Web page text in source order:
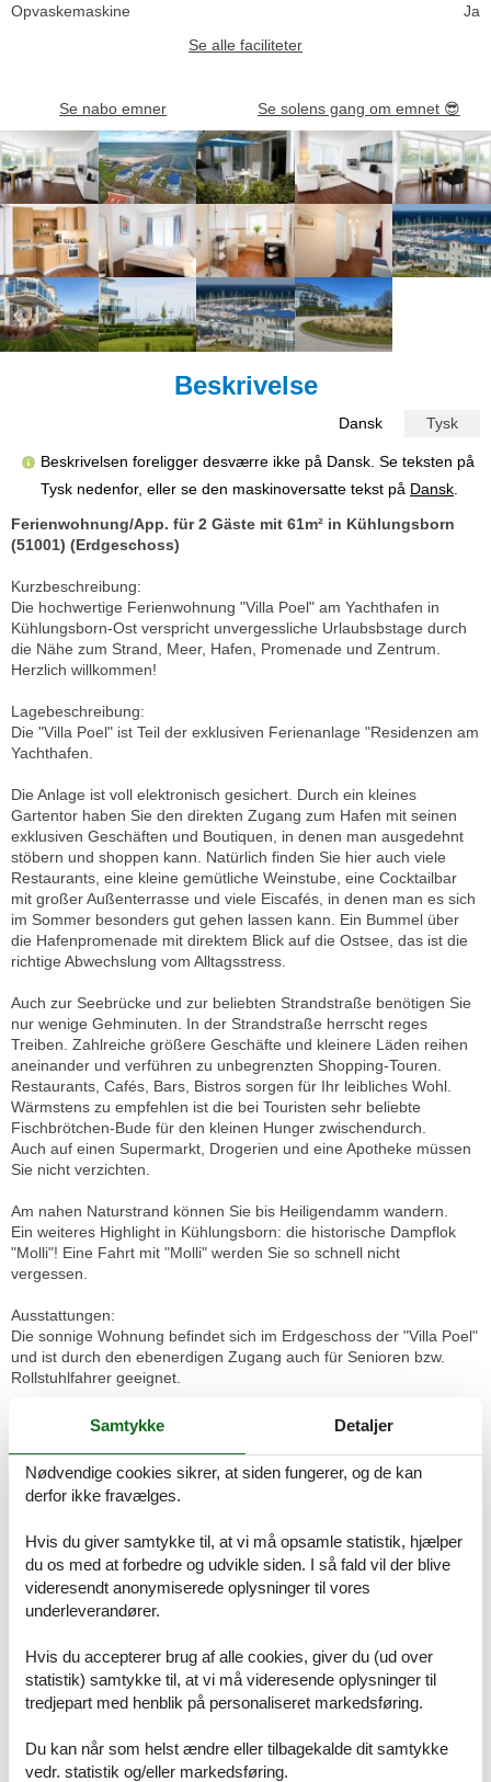
Opvaskemaskine
Ja
Se alle faciliteter
Se nabo emner Se solens gang om emnet 😎
Beskrivelse
Dansk Tysk
Beskrivelsen foreligger desværre ikke på Dansk. Se teksten på
Tysk nedenfor, eller se den maskinoversatte tekst på Dansk
Ferienwohnung/App. für 2 Gäste mit 61m² in Kühlungsborn
(51001) (Erdgeschoss)
Kurzbeschreibung:
Die hochwertige Ferienwohnung "Villa Poel" am Yachthafen in
Kühlungsborn-Ost verspricht unvergessliche Urlaubsbstage durch
die Nähe zum Strand, Meer, Hafen, Promenade und Zentrum.
Herzlich willkommen!
Lagebeschreibung:
Die "Villa Poel" ist Teil der exklusiven Ferienanlage "Residenzen am
Yachthafen.
Die Anlage ist voll elektronisch gesichert. Durch ein kleines
Gartentor haben Sie den direkten Zugang zum Hafen mit seinen
exklusiven Geschäften und Boutiquen, in denen man ausgedehnt
stöbern und shoppen kann. Natürlich finden Sie hier auch viele
Restaurants, eine kleine gemütliche Weinstube, eine Cocktailbar
mit großer Außenterrasse und viele Eiscafés, in denen man es sich
im Sommer besonders gut gehen lassen kann. Ein Bummel über
die Hafenpromenade mit direktem Blick auf die Ostsee, das ist die
richtige Abwechslung vom Alltagsstress.
Auch zur Seebrücke und zur beliebten Strandstraße benötigen Sie
nur wenige Gehminuten. In der Strandstraße herrscht reges
Treiben. Zahlreiche größere Geschäfte und kleinere Läden reihen
aneinander und verführen zu unbegrenzten Shopping-Touren.
Restaurants, Cafés, Bars, Bistros sorgen für Ihr leibliches Wohl.
Wärmstens zu empfehlen ist die bei Touristen sehr beliebte
Fischbrötchen-Bude für den kleinen Hunger zwischendurch.
Auch auf einen Supermarkt, Drogerien und eine Apotheke müssen
Sie nicht verzichten.
Am nahen Naturstrand können Sie bis Heiligendamm wandern.
Ein weiteres Highlight in Kühlungsborn: die historische Dampflok
"Molli"! Eine Fahrt mit "Molli" werden Sie so schnell nicht
vergessen.
Ausstattungen:
Die sonnige Wohnung befindet sich im Erdgeschoss der "Villa Poel"
und ist durch den ebenerdigen Zugang auch für Senioren bzw.
Rollstuhlfahrer geeignet.
Die großen Fenster lassen viel warmes Licht in die hochwertig
ausgestattete Wohnung und tauchen sie in ein warmes und
freundliches Ambiente. Sie ist komplett mit Fliesen/Laminat
ausgelegt und dadurch auch für Allergiker geeignet.
viel Liebe zum Detail eingerichtet. Auf dem bequemen Sofa und
dem Sessel können Sie relaxen und unbeschwerte Stunden
verbringen. Ein Flachbildschirm-Gerät sorgt für Ihre Unterhaltung.
bietet Ihnen auch im Urlaub alles was Sie für die Zubereitung Ihrer
Mahlzeiten benötigen, die Sie gemeinsam am vorhandenen
Esstisch einnehmen können.
geräumigen Kleiderschrank ausgestattet. Ein erholsamer Schlaf ist
garantiert. Ein geräumiger Kleiderschrank bietet ausreichend Platz
Samtykke Detaljer
Nødvendige cookies sikrer, at siden fungerer, og de kan
derfor ikke fravælges.
Hvis du giver samtykke til, at vi må opsamle statistik, hjælper
du os med at forbedre og udvikle siden. I så fald vil der blive
videresendt anonymiserede oplysninger til vores
underleverandører.
Hvis du accepterer brug af alle cookies, giver du (ud over
statistik) samtykke til, at vi må videresende oplysninger til
tredjepart med henblik på personaliseret markedsføring.
Du kan når som helst ændre eller tilbagekalde dit samtykke
vedr. statistik og/eller markedsføring.